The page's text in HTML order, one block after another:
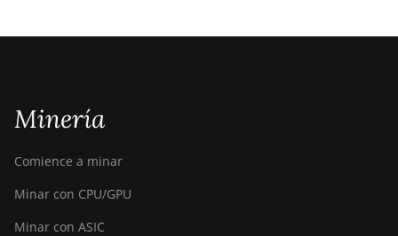
Minería
Comience a minar
Minar con CPU/GPU
Minar con ASIC